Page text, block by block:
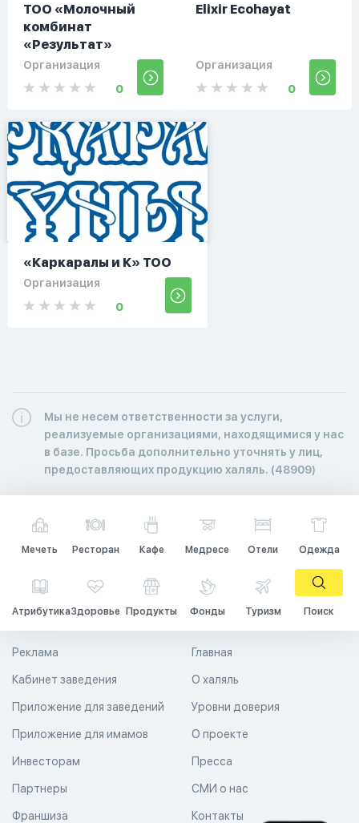
ТОО «Молочный
комбинат
«Результат»
Организация
0
Elixir Ecohayat
Организация
0
«Каркаралы и К» ТОО
Организация
0
Мы не несем ответственности за услуги,
реализуемые организациями, находящимися у нас
в базе. Просьба дополнительно уточнять у лиц,
предоставляющих продукцию халяль. (48909)
Мечеть Ресторан Кафе Медресе Отели Одежда
АтрибутикаЗдоровье Продукты Фонды Туризм Поиск
Главная
О халяль
Уровни доверия
Реклама
Кабинет заведения
Приложение для заведений
Приложение для имамов О проекте
Пресса
СМИ о нас
Контакты
Инвесторам
Партнеры
Франшиза